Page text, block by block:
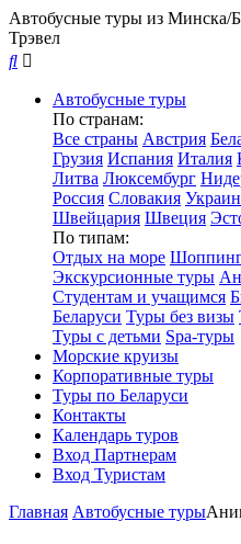
Автобусные туры из Минска/
Трэвел
Автобусные туры
По странам:
Все страны Австрия
Грузия Испания Италия
Литва Люксембург
Россия Словакия
Швейцария Швеция
По типам:
Отдых на море
Экскурсионные туры
Студентам и учащимся
Беларуси Туры без визы
Туры с детьми Spa-туры
Морские круизы
Корпоративные туры
Туры по Беларуси
Контакты
Календарь туров
Вход Партнерам
Вход Туристам
Главная Автобусные туры